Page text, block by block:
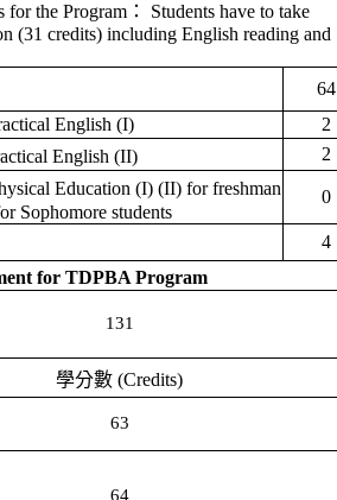
for the Program ：
Students have to take
(31 credits) including English reading and
64
English (I)
2
English (II)
2
Education (I) (II) for freshman
Sophomore students
0
4
for TDPBA Program
131
學分數 (Credits)
63
64